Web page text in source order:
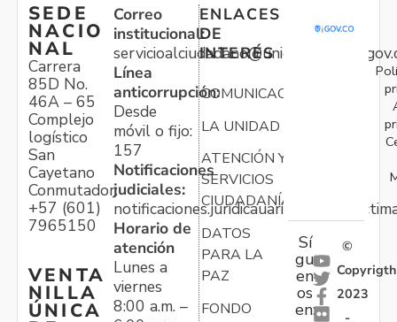
SEDE
NACIO
NAL
Carrera
85D No.
46A – 65
Complejo
logístico
San
Cayetano
Conmutador:
+57 (601)
7965150
VENTA
NILLA
ÚNICA
Correo
institucional:
Línea
anticorrupción:
Desde
móvil o fijo:
157
Notificaciones
judiciales:
Horario de
atención
Lunes a
viernes
8:00 a.m. –
ENLACES
DE
INTERÉS
COMUNICACIONES
LA UNIDAD
ATENCIÓN Y
SERVICIOS
CIUDADANÍA
DATOS
PARA LA
PAZ
FONDO
Sí
gu
en
os
en:
©
Copyrigth
2023
-